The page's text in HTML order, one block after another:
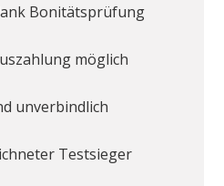
Bonitätsprüfung
möglich
unverbindlich
Testsieger